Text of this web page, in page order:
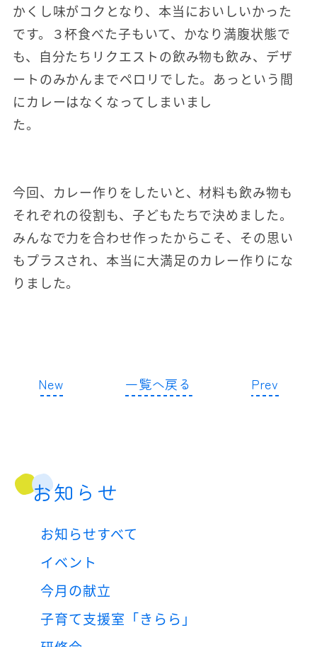
かくし味がコクとなり、本当においしいかった
です。３杯食べた子もいて、かなり満腹状態で
も、自分たちリクエストの飲み物も飲み、デザ
ートのみかんまでペロリでした。あっという間
にカレーはなくなってしまいまし
た。
今回、カレー作りをしたいと、材料も飲み物も
それぞれの役割も、子どもたちで決めました。
みんなで力を合わせ作ったからこそ、その思い
もプラスされ、本当に大満足のカレー作りにな
りました。
New 一覧へ戻る Prev
お知らせ
お知らせすべて
イベント
今月の献立
子育て支援室「きらら」